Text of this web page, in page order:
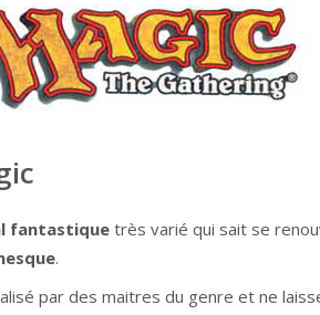
fantastique très varié qui sait se
.
par des maitres du genre et ne